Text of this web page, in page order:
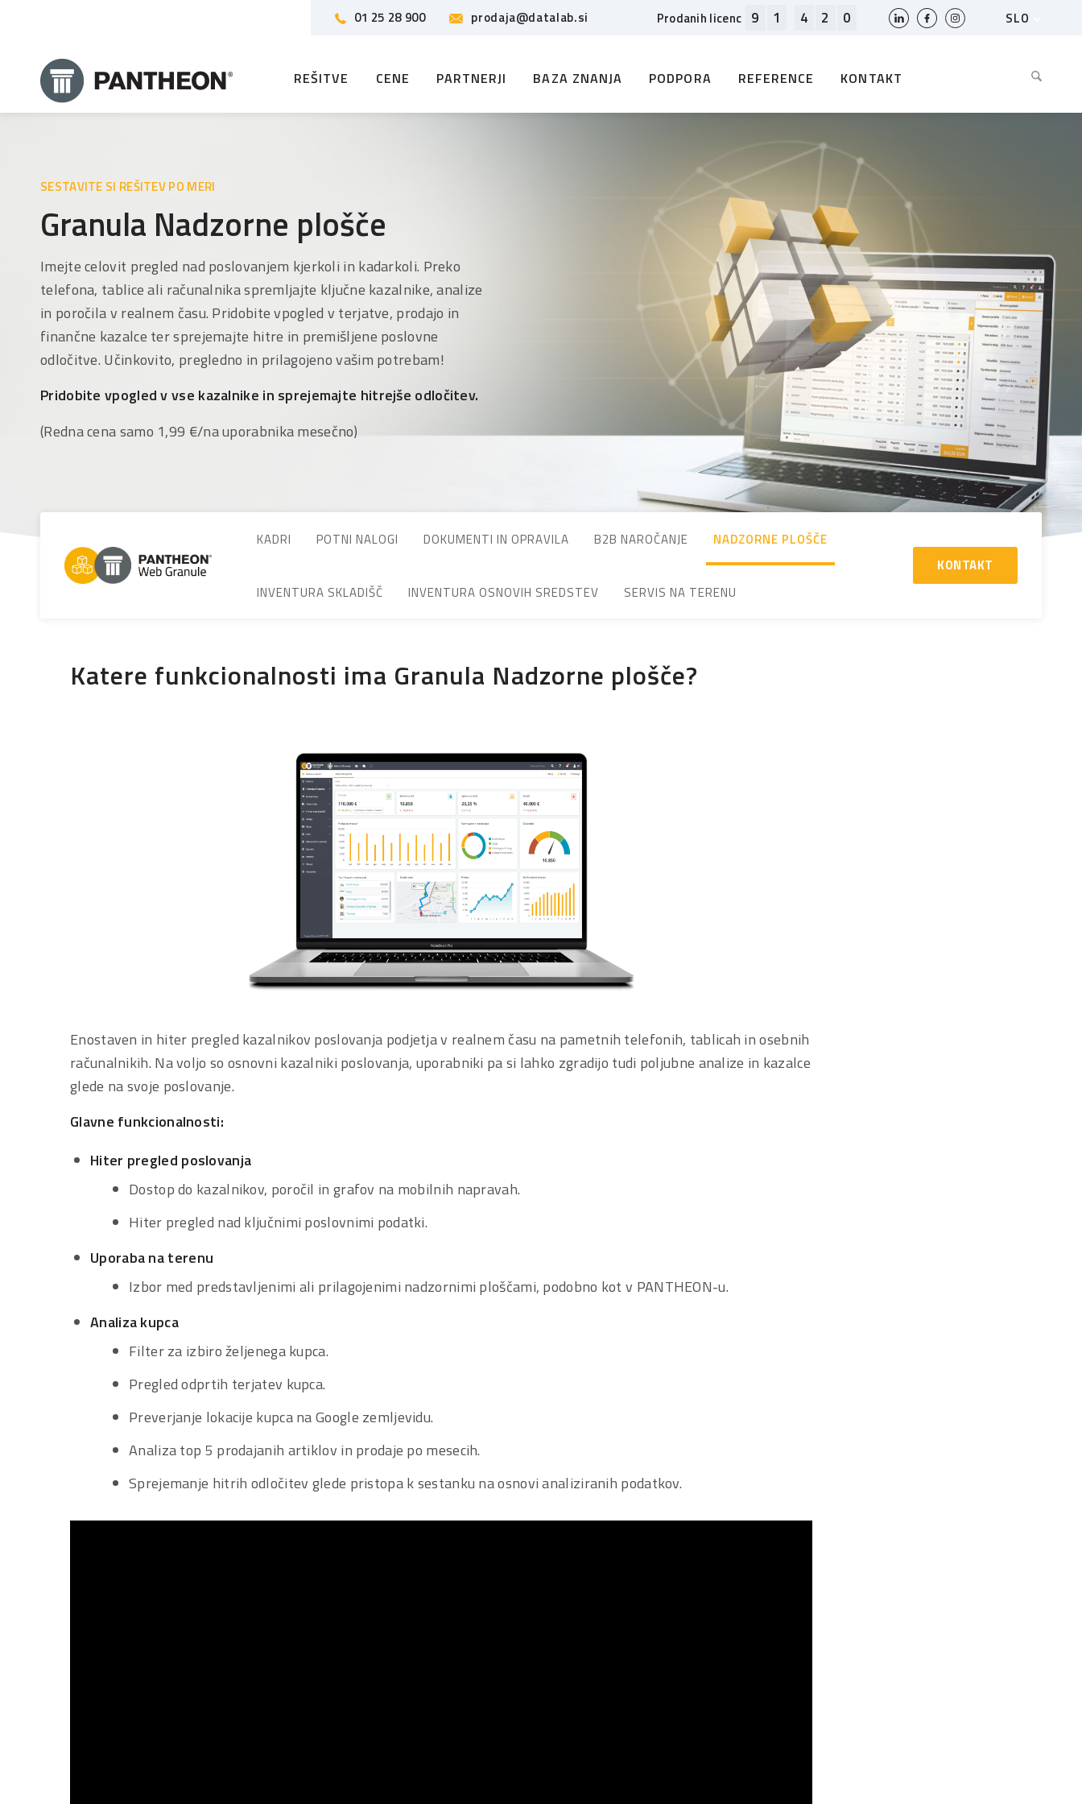
01 25 28 900 prodaja@datalab.si Prodanih licenc 9 1 4 2 0
SLO
MK
REŠITVE CENE PARTNERJI BAZA ZNANJA PODPORA REFERENCE KONTAKT
SESTAVITE SI REŠITEV PO MERI
Granula Nadzorne plošče
Imejte celovit pregled nad poslovanjem kjerkoli in kadarkoli. Preko
telefona, tablice ali računalnika spremljajte ključne kazalnike, analize
in poročila v realnem času. Pridobite vpogled v terjatve, prodajo in
finančne kazalce ter sprejemajte hitre in premišljene poslovne
odločitve. Učinkovito, pregledno in prilagojeno vašim potrebam!
Pridobite vpogled v vse kazalnike in sprejemajte hitrejše odločitev.
(Redna cena samo 1,99 €/na uporabnika mesečno)
KADRI POTNI NALOGI DOKUMENTI IN OPRAVILA B2B NAROČANJE NADZORNE PLOŠČE
INVENTURA SKLADIŠČ INVENTURA OSNOVIH SREDSTEV SERVIS NA TERENU
KONTAKT
Katere funkcionalnosti ima Granula Nadzorne plošče?
Enostaven in hiter pregled kazalnikov poslovanja podjetja v realnem času na pametnih telefonih, tablicah in osebnih
računalnikih. Na voljo so osnovni kazalniki poslovanja, uporabniki pa si lahko zgradijo tudi poljubne analize in kazalce
glede na svoje poslovanje.
Glavne funkcionalnosti:
Hiter pregled poslovanja
Dostop do kazalnikov, poročil in grafov na mobilnih napravah.
Hiter pregled nad ključnimi poslovnimi podatki.
Uporaba na terenu
Izbor med predstavljenimi ali prilagojenimi nadzornimi ploščami, podobno kot v PANTHEON-u.
Analiza kupca
Filter za izbiro željenega kupca.
Pregled odprtih terjatev kupca.
Preverjanje lokacije kupca na Google zemljevidu.
Analiza top 5 prodajanih artiklov in prodaje po mesecih.
Sprejemanje hitrih odločitev glede pristopa k sestanku na osnovi analiziranih podatkov.